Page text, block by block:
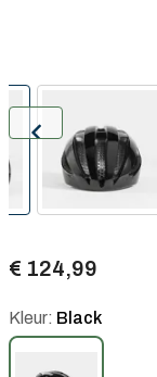
€ 124,99
Kleur: Black